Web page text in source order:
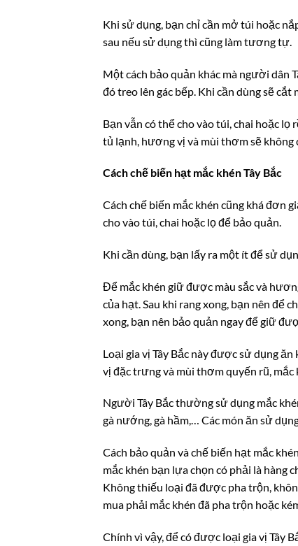
Khi sử dụng, bạn chỉ cần mở túi hoặc
sau nếu sử dụng thì cũng làm tương tự.
Một cách bảo quản khác mà người dân
đó treo lên gác bếp. Khi cần dùng sẽ cắt
Bạn vẫn có thể cho vào túi, chai hoặc
tủ lạnh, hương vị và mùi thơm sẽ không
Cách chế biến hạt mắc khén Tây Bắc
Cách chế biến mắc khén cũng khá đơn
cho vào túi, chai hoặc lọ để bảo quản.
Khi cần dùng, bạn lấy ra một ít để sử
Để mắc khén giữ được màu sắc và
của hạt. Sau khi rang xong, bạn nên để
xong, bạn nên bảo quản ngay để giữ
Loại gia vị Tây Bắc này được sử dụng
vị đặc trưng và mùi thơm quyến rũ, mắc
Người Tây Bắc thường sử dụng mắc
gà nướng, gà hầm,… Các món ăn sử
Cách bảo quản và chế biến hạt mắc
mắc khén bạn lựa chọn có phải là hàng
Không thiếu loại đã được pha trộn,
mua phải mắc khén đã pha trộn hoặc
Chính vì vậy, để có được loại gia vị Tây